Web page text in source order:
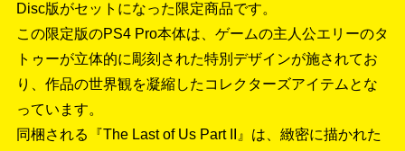
Disc版がセットになった限定商品です。
この限定版のPS4 Pro本体は、ゲームの主人公エリーのタ
トゥーが立体的に彫刻された特別デザインが施されてお
り、作品の世界観を凝縮したコレクターズアイテムとな
っています。
同梱される『The Last of Us Part II』は、緻密に描かれた